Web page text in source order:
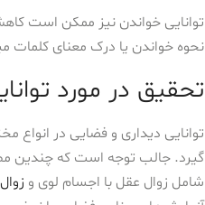
توانایی خواندن نیز ممکن است
نحوه خواندن یا درک معنای کلمات
تحقیق در مورد
توانایی دیداری و فضایی در انواع
گیرد. جالب توجه است که چندین
شامل زوال عقل با اجسام لوی و